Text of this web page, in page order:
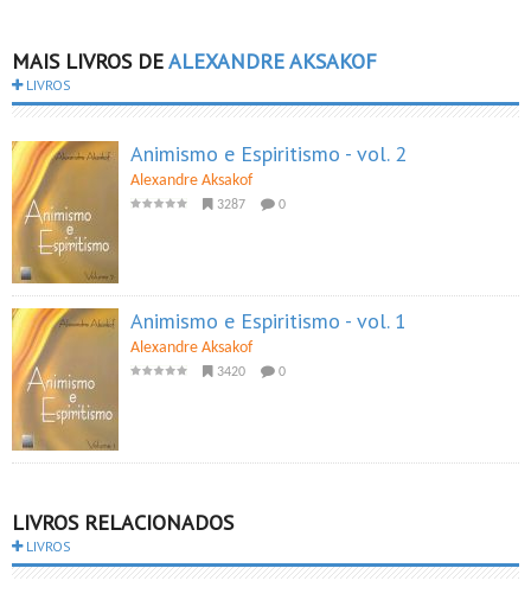
MAIS LIVROS DEALEXANDRE AKSAKOF
LIVROS
Animismo e Espiritismo - vol. 2
Alexandre Aksakof
3287 0
Animismo e Espiritismo - vol. 1
Alexandre Aksakof
3420 0
LIVROS RELACIONADOS
LIVROS